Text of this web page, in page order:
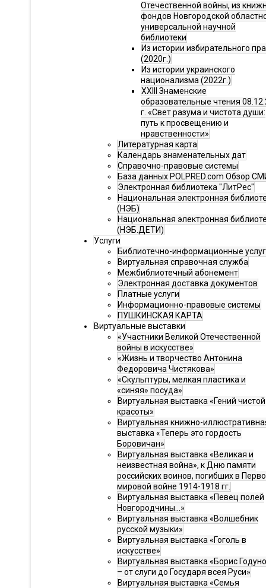
Отечественной войны, из
фондов Новгородской
универсальной научной
библиотеки
Из истории избирательного
(2020г.)
Из истории украинского
национализма (2022г.)
XXIII Знаменские
образовательные чтения
г. «Свет разума и чистота души:
путь к просвещению и
нравственности»
Литературная карта
Календарь знаменательных дат
Справочно-правовые системы
База данных POLPRED.com Обзор
Электронная библиотека "ЛитРес"
Национальная электронная
(НЭБ)
Национальная электронная
(НЭБ.ДЕТИ)
Услуги
Библиотечно-информационные
Виртуальная справочная служба
Межбиблиотечный абонемент
Электронная доставка документов
Платные услуги
Информационно-правовые системы
ПУШКИНСКАЯ КАРТА
Виртуальные выставки
«Участники Великой Отечественной
войны в искусстве»
«Жизнь и творчество Антонина
Федоровича Чистякова»
«Скульптуры, мелкая пластика и
«синяя» посуда»
Виртуальная выставка «Гений чистой
красоты»
Виртуальная книжно-
выставка «Теперь это гордость
Боровичан»
Виртуальная выставка «Великая и
неизвестная война», к Дню памяти
российских воинов, погибших в
мировой войне 1914-1918 гг.
Виртуальная выставка «Певец полей
Новгородчины…»
Виртуальная выставка «Волшебник
русской музыки»
Виртуальная выставка «Гоголь в
искусстве»
Виртуальная выставка «Борис
– от слуги до Государя всея Руси»
Виртуальная выставка «Семья